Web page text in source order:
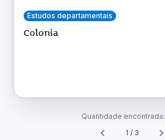
Estudos departamentais
Colonia
Quantidade encontrada:
1 / 3